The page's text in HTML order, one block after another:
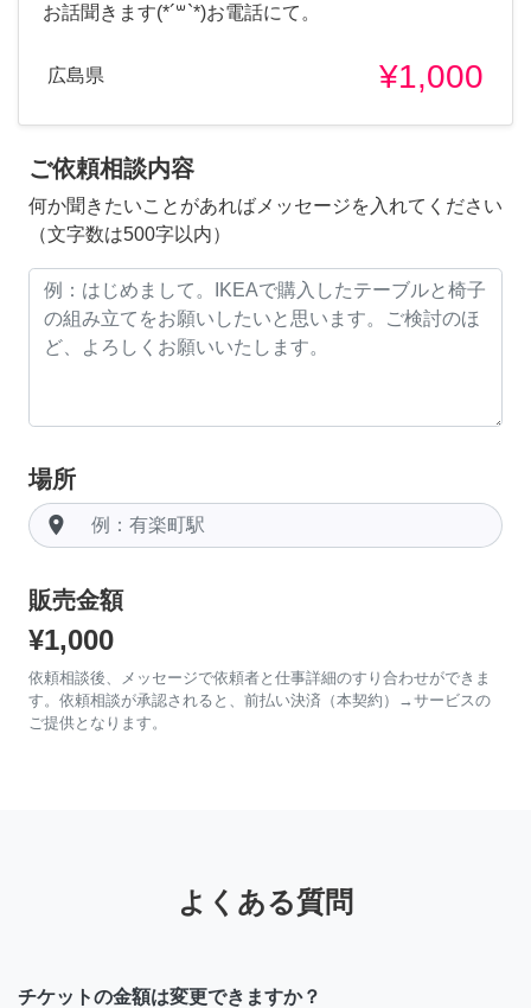
お話聞きます(*´꒳`*)お電話にて。
広島県 ¥1,000
ご依頼相談内容
何か聞きたいことがあればメッセージを入れてください
（文字数は500字以内）
場所
room
販売金額
¥1,000
依頼相談後、メッセージで依頼者と仕事詳細のすり合わせができま
す。依頼相談が承認されると、前払い決済（本契約）→サービスの
ご提供となります。
よくある質問
チケットの金額は変更できますか？